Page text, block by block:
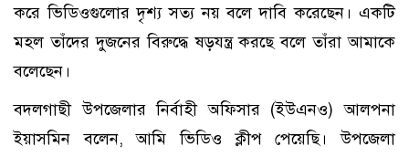
করে ভিডিওগুলোর দৃশ্য সত্য নয় বলে দাবি করেছেন। একটি
মহল তাঁদের দুজনের বিরুদ্ধে ষড়যন্ত্র করছে বলে তাঁরা আমাকে
বলেছেন।
বদলগাছী উপজেলার নির্বাহী অফিসার (ইউএনও) আলপনা
ইয়াসমিন বলেন, আমি ভিডিও ক্লীপ পেয়েছি। উপজেলা